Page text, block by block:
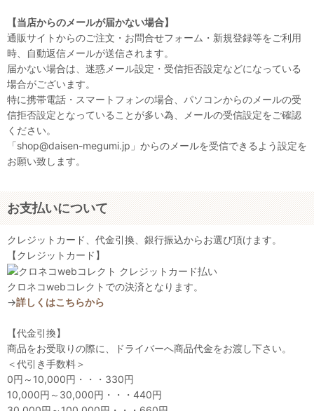
【当店からのメールが届かない場合】
通販サイトからのご注文・お問合せフォーム・新規登録等をご利用
時、自動返信メールが送信されます。
届かない場合は、迷惑メール設定・受信拒否設定などになっている
場合がございます。
特に携帯電話・スマートフォンの場合、パソコンからのメールの受
信拒否設定となっていることが多い為、メールの受信設定をご確認
ください。
「shop@daisen-megumi.jp」からのメールを受信できるよう設定を
お願い致します。
お支払いについて
クレジットカード、代金引換、銀行振込からお選び頂けます。
【クレジットカード】
クロネコwebコレクトでの決済となります。
→詳しくはこちらから
【代金引換】
商品をお受取りの際に、ドライバーへ商品代金をお渡し下さい。
＜代引き手数料＞
0円～10,000円・・・330円
10,000円～30,000円・・・440円